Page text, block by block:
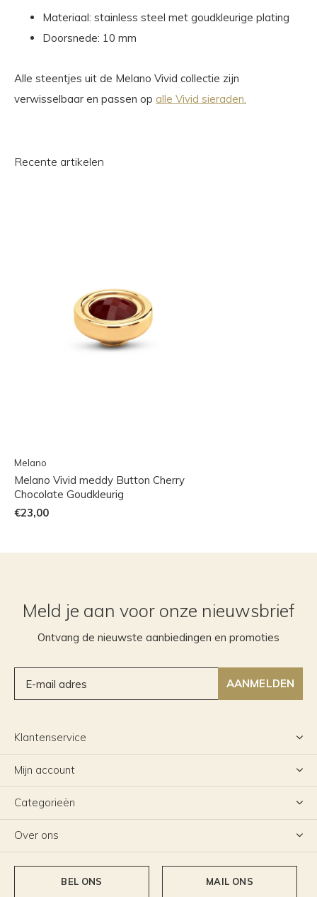
Materiaal: stainless steel met goudkleurige plating
Doorsnede: 10 mm
Alle steentjes uit de Melano Vivid collectie zijn
verwisselbaar en passen op alle Vivid sieraden.
Recente artikelen
Melano
Melano Vivid meddy Button Cherry
Chocolate Goudkleurig
€23,00
Meld je aan voor onze nieuwsbrief
Ontvang de nieuwste aanbiedingen en promoties
AANMELDEN
Klantenservice
Mijn account
Categorieën
Over ons
BEL ONS MAIL ONS